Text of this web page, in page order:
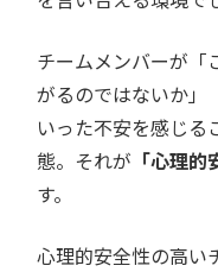
チームメンバーが「
がるのではないか」
いった不安を感じる
態。それが 「心理
す。
心理的安全性の高い